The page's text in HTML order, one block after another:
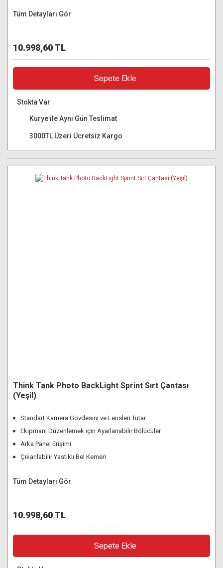
Tüm Detayları Gör
10.998,60 TL
Sepete Ekle
Stokta Var
Kurye ile Aynı Gün Teslimat
3000TL Üzeri Ücretsiz Kargo
Think Tank Photo BackLight Sprint Sırt Çantası
(Yeşil)
Standart Kamera Gövdesini ve Lensleri Tutar
Ekipmanı Düzenlemek için Ayarlanabilir Bölücüler
Arka Panel Erişimi
Çıkarılabilir Yastıklı Bel Kemeri
Tüm Detayları Gör
10.998,60 TL
Sepete Ekle